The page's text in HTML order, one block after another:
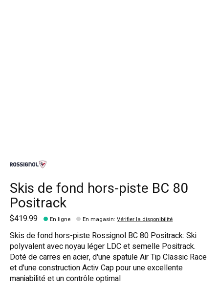
Skis de fond hors-piste BC 80
Positrack
$419.99 En ligne En magasin:Vérifier la disponibilité
Skis de fond hors-piste Rossignol BC 80 Positrack: Ski
polyvalent avec noyau léger LDC et semelle Positrack.
Doté de carres en acier, d'une spatule Air Tip Classic Race
et d'une construction Activ Cap pour une excellente
maniabilité et un contrôle optimal